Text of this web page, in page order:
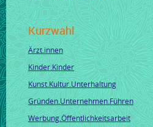
Kurzwahl
Ärzt.innen
Kinder.Kinder
Kunst.Kultur.Unterhaltung
Gründen.Unternehmen.Führen
Werbung.Öffentlichkeitsarbeit